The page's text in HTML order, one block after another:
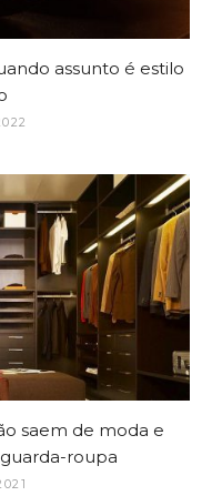
assunto é estilo
saem de moda e
roupa